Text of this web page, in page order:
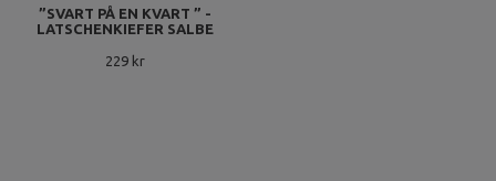
”SVART PÅ EN KVART ” -
LATSCHENKIEFER SALBE
229 kr